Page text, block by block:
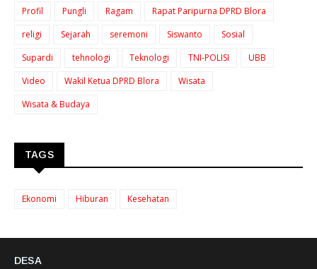
Profil
Pungli Ragam
Rapat Paripurna DPRD Blora
religi
Sejarah seremoni Siswanto
Sosial
Supardi
tehnologi Teknologi TNI-POLISI
UBB
Video
Wakil Ketua DPRD Blora
Wisata
Wisata & Budaya
TAGS
Ekonomi Hiburan Kesehatan
DESA